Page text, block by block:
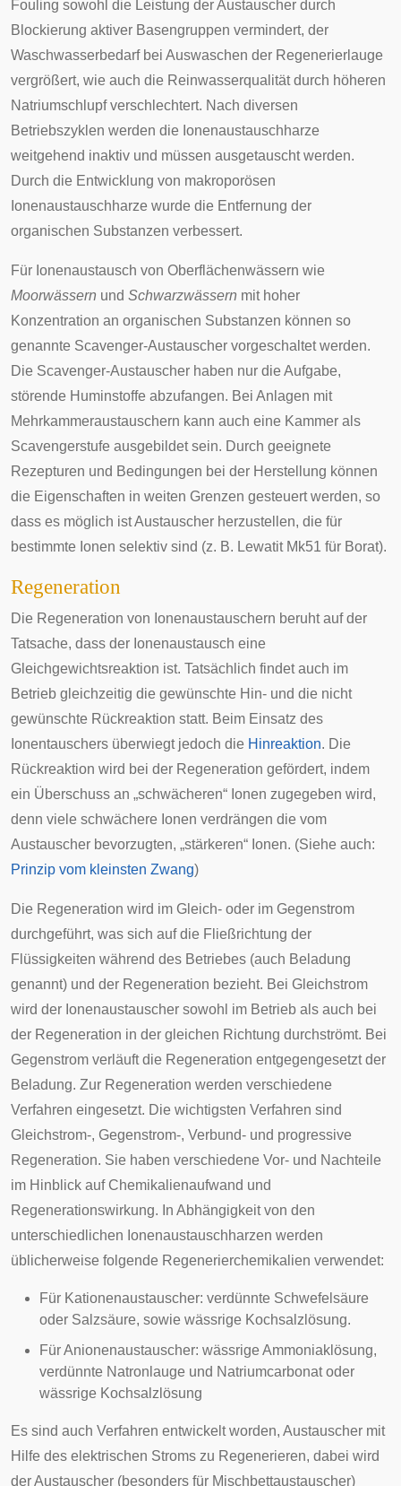
Fouling sowohl die Leistung der Austauscher durch
Blockierung aktiver Basengruppen vermindert, der
Waschwasserbedarf bei Auswaschen der Regenerierlauge
vergrößert, wie auch die Reinwasserqualität durch höheren
Natriumschlupf verschlechtert. Nach diversen
Betriebszyklen werden die Ionenaustauschharze
weitgehend inaktiv und müssen ausgetauscht werden.
Durch die Entwicklung von makroporösen
Ionenaustauschharze wurde die Entfernung der
organischen Substanzen verbessert.
Für Ionenaustausch von Oberflächenwässern wie
Moorwässern und Schwarzwässern mit hoher
Konzentration an organischen Substanzen können so
genannte Scavenger-Austauscher vorgeschaltet werden.
Die Scavenger-Austauscher haben nur die Aufgabe,
störende Huminstoffe abzufangen. Bei Anlagen mit
Mehrkammeraustauschern kann auch eine Kammer als
Scavengerstufe ausgebildet sein. Durch geeignete
Rezepturen und Bedingungen bei der Herstellung können
die Eigenschaften in weiten Grenzen gesteuert werden, so
dass es möglich ist Austauscher herzustellen, die für
bestimmte Ionen selektiv sind (z. B. Lewatit Mk51 für Borat).
Regeneration
Die Regeneration von Ionenaustauschern beruht auf der
Tatsache, dass der Ionenaustausch eine
Gleichgewichtsreaktion ist. Tatsächlich findet auch im
Betrieb gleichzeitig die gewünschte Hin- und die nicht
gewünschte Rückreaktion statt. Beim Einsatz des
Ionentauschers überwiegt jedoch die Hinreaktion. Die
Rückreaktion wird bei der Regeneration gefördert, indem
ein Überschuss an „schwächeren“ Ionen zugegeben wird,
denn viele schwächere Ionen verdrängen die vom
Austauscher bevorzugten, „stärkeren“ Ionen. (Siehe auch:
Prinzip vom kleinsten Zwang)
Die Regeneration wird im Gleich- oder im Gegenstrom
durchgeführt, was sich auf die Fließrichtung der
Flüssigkeiten während des Betriebes (auch Beladung
genannt) und der Regeneration bezieht. Bei Gleichstrom
wird der Ionenaustauscher sowohl im Betrieb als auch bei
der Regeneration in der gleichen Richtung durchströmt. Bei
Gegenstrom verläuft die Regeneration entgegengesetzt der
Beladung. Zur Regeneration werden verschiedene
Verfahren eingesetzt. Die wichtigsten Verfahren sind
Gleichstrom-, Gegenstrom-, Verbund- und progressive
Regeneration. Sie haben verschiedene Vor- und Nachteile
im Hinblick auf Chemikalienaufwand und
Regenerationswirkung. In Abhängigkeit von den
unterschiedlichen Ionenaustauschharzen werden
üblicherweise folgende Regenerierchemikalien verwendet:
Für Kationenaustauscher: verdünnte Schwefelsäure
oder Salzsäure, sowie wässrige Kochsalzlösung.
Für Anionenaustauscher: wässrige Ammoniaklösung,
verdünnte Natronlauge und Natriumcarbonat oder
wässrige Kochsalzlösung
Es sind auch Verfahren entwickelt worden, Austauscher mit
Hilfe des elektrischen Stroms zu Regenerieren, dabei wird
der Austauscher (besonders für Mischbettaustauscher)